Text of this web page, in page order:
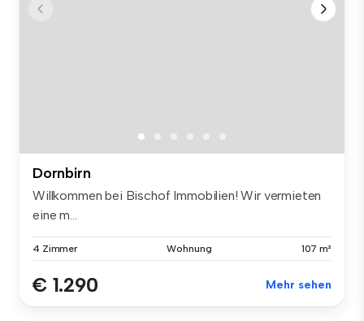
Dornbirn
Willkommen bei Bischof Immobilien! Wir vermieten
eine m...
4 Zimmer Wohnung 107 m²
€ 1.290 Mehr sehen